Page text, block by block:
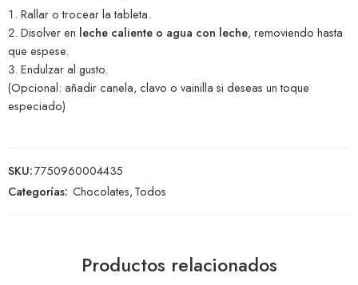
Rallar o trocear la tableta.
Disolver en leche caliente o agua con leche, removiendo hasta
que espese.
Endulzar al gusto.
(Opcional: añadir canela, clavo o vainilla si deseas un toque
especiado)
SKU:7750960004435
Categorías: Chocolates,Todos
Productos relacionados